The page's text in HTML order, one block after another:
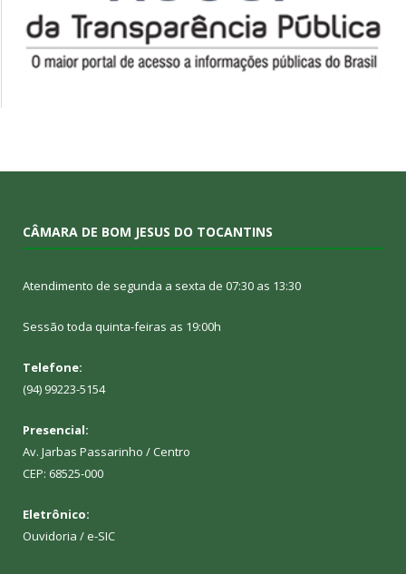
CÂMARA DE BOM JESUS DO TOCANTINS
Atendimento de segunda a sexta de 07:30 as 13:30
Sessão toda quinta-feiras as 19:00h
Telefone:
(94) 99223-5154
Presencial:
Av. Jarbas Passarinho / Centro
CEP: 68525-000
Eletrônico:
Ouvidoria / e-SIC